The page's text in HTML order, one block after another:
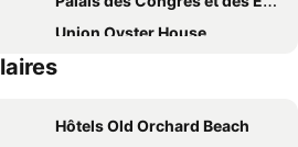
Union Oyster House
Église Old North
Harborwalk - Downtown Tour
Hôtels Old Orchard Beach